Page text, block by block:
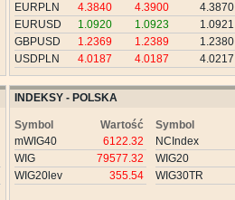
EURPLN
4.3840 4.3900 4.3870
EURUSD
1.0920 1.0923 1.0921
GBPUSD
1.2369 1.2389 1.2380
USDPLN
4.0187 4.0187 4.0217
INDEKSY - POLSKA
Symbol
Wartość
mWIG40
6122.32
WIG
79577.32
WIG20lev
355.54
Symbol
NCIndex
WIG20
WIG30TR